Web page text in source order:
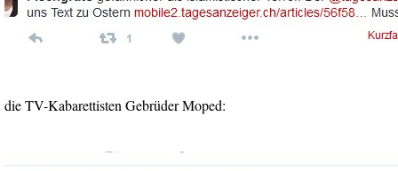
die TV-Kabarettisten Gebrüder Moped: